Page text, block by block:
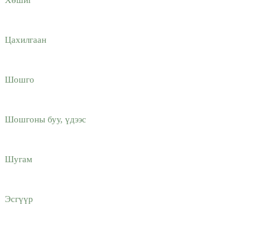
Цахилгаан
Шошго
Шошгоны буу, үдээс
Шугам
Эсгүүр